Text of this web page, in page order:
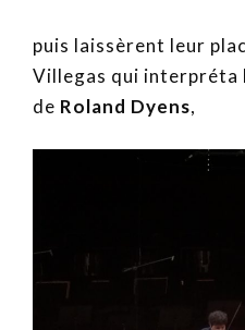
puis laissèrent leur
Villegas qui interpréta
de Roland Dyens,